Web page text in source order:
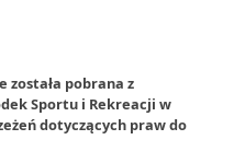
pobrana z
Sportu i Rekreacji w
dotyczących praw do